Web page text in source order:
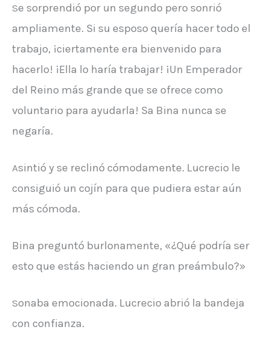
Se sorprendió por un segundo pero sonrió
ampliamente. Si su esposo quería hacer todo el
trabajo, ¡ciertamente era bienvenido para
hacerlo! ¡Ella lo haría trabajar! ¡Un Emperador
del Reino más grande que se ofrece como
voluntario para ayudarla! Sa Bina nunca se
negaría.
Asintió y se reclinó cómodamente. Lucrecio le
consiguió un cojín para que pudiera estar aún
más cómoda.
Bina preguntó burlonamente, «¿Qué podría ser
esto que estás haciendo un gran preámbulo?»
Sonaba emocionada. Lucrecio abrió la bandeja
con confianza.